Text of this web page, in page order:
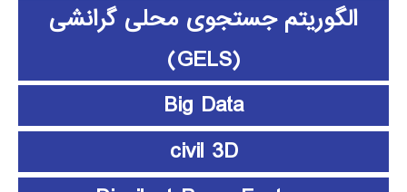
الگوریتم جستجوی محلی گرانشی
(GELS)
Big Data
civil 3D